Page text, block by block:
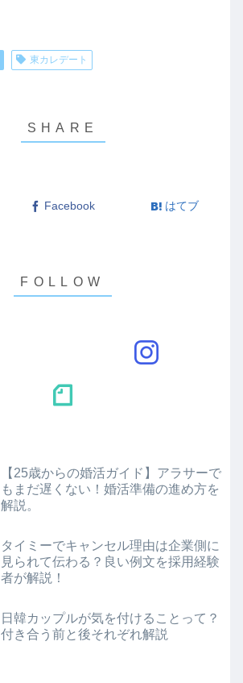
東カレデート
Facebook はてブ
【25歳からの婚活ガイド】アラサーで
もまだ遅くない！婚活準備の進め方を
解説。
タイミーでキャンセル理由は企業側に
見られて伝わる？良い例文を採用経験
者が解説！
日韓カップルが気を付けることって？
付き合う前と後それぞれ解説